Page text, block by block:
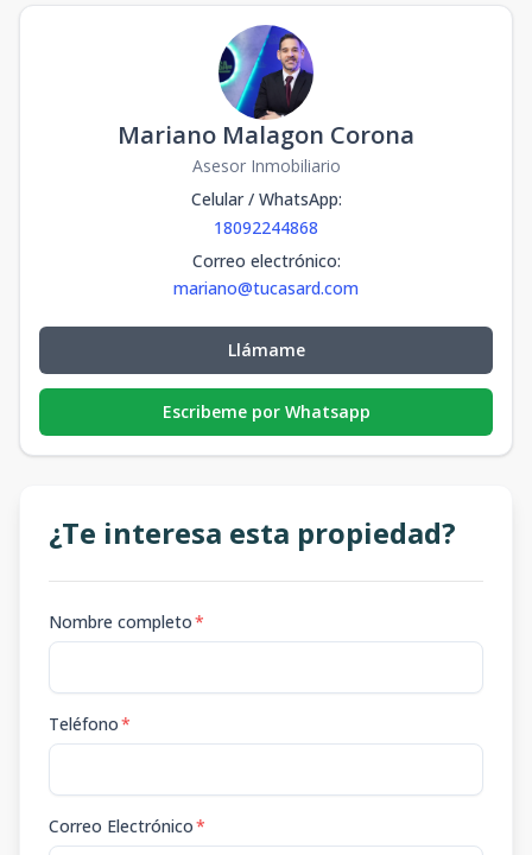
Mariano Malagon Corona
Asesor Inmobiliario
Celular / WhatsApp:
18092244868
Correo electrónico:
mariano@tucasard.com
Llámame
Escribeme por Whatsapp
¿Te interesa esta propiedad?
Nombre completo*
Teléfono*
Correo Electrónico*